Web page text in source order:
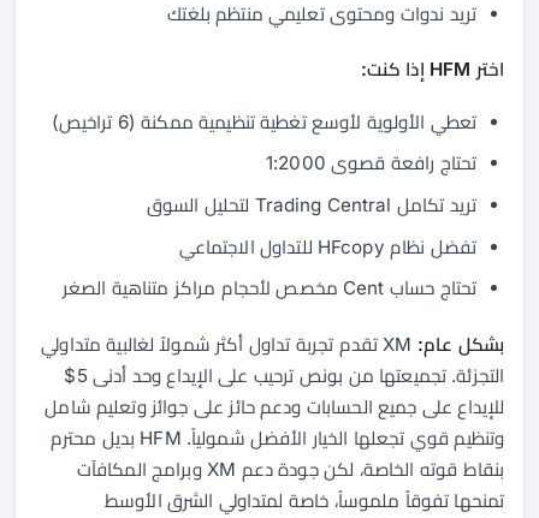
تريد ندوات ومحتوى تعليمي منتظم بلغتك
اختر HFM إذا كنت:
تعطي الأولوية لأوسع تغطية تنظيمية ممكنة (6 تراخيص)
تحتاج رافعة قصوى 1:2000
تريد تكامل Trading Central لتحليل السوق
تفضل نظام HFcopy للتداول الاجتماعي
تحتاج حساب Cent مخصص لأحجام مراكز متناهية الصغر
بشكل عام:
XM تقدم تجربة تداول أكثر شمولاً لغالبية متداولي
التجزئة. تجميعتها من بونص ترحيب على الإيداع وحد أدنى 5$
للإيداع على جميع الحسابات ودعم حائز على جوائز وتعليم شامل
وتنظيم قوي تجعلها الخيار الأفضل شمولياً. HFM بديل محترم
بنقاط قوته الخاصة، لكن جودة دعم XM وبرامج المكافآت
تمنحها تفوقاً ملموساً، خاصة لمتداولي الشرق الأوسط